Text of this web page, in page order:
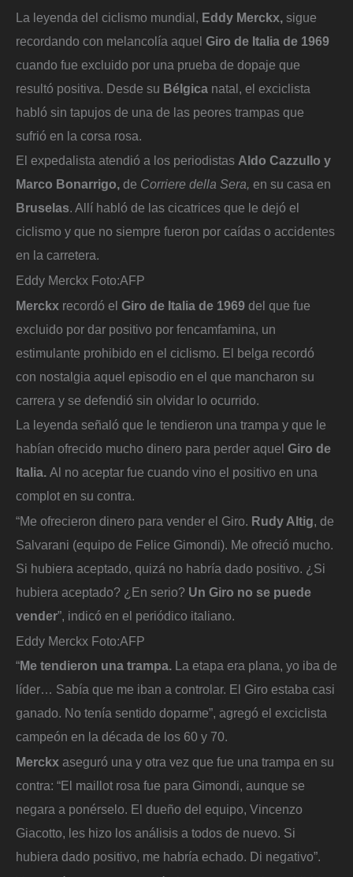
La leyenda del ciclismo mundial, Eddy Merckx, sigue
recordando con melancolía aquel Giro de Italia de 1969
cuando fue excluido por una prueba de dopaje que
resultó positiva. Desde su Bélgica natal, el exciclista
habló sin tapujos de una de las peores trampas que
sufrió en la corsa rosa.
El expedalista atendió a los periodistas Aldo Cazzullo y
Marco Bonarrigo, de Corriere della Sera, en su casa en
Bruselas. Allí habló de las cicatrices que le dejó el
ciclismo y que no siempre fueron por caídas o accidentes
en la carretera.
Eddy Merckx Foto:AFP
Merckx recordó el Giro de Italia de 1969 del que fue
excluido por dar positivo por fencamfamina, un
estimulante prohibido en el ciclismo. El belga recordó
con nostalgia aquel episodio en el que mancharon su
carrera y se defendió sin olvidar lo ocurrido.
La leyenda señaló que le tendieron una trampa y que le
habían ofrecido mucho dinero para perder aquel Giro de
Italia. Al no aceptar fue cuando vino el positivo en una
complot en su contra.
“Me ofrecieron dinero para vender el Giro. Rudy Altig, de
Salvarani (equipo de Felice Gimondi). Me ofreció mucho.
Si hubiera aceptado, quizá no habría dado positivo. ¿Si
hubiera aceptado? ¿En serio? Un Giro no se puede
vender”, indicó en el periódico italiano.
Eddy Merckx Foto:AFP
“Me tendieron una trampa. La etapa era plana, yo iba de
líder… Sabía que me iban a controlar. El Giro estaba casi
ganado. No tenía sentido doparme”, agregó el exciclista
campeón en la década de los 60 y 70.
Merckx aseguró una y otra vez que fue una trampa en su
contra: “El maillot rosa fue para Gimondi, aunque se
negara a ponérselo. El dueño del equipo, Vincenzo
Giacotto, les hizo los análisis a todos de nuevo. Si
hubiera dado positivo, me habría echado. Di negativo”.